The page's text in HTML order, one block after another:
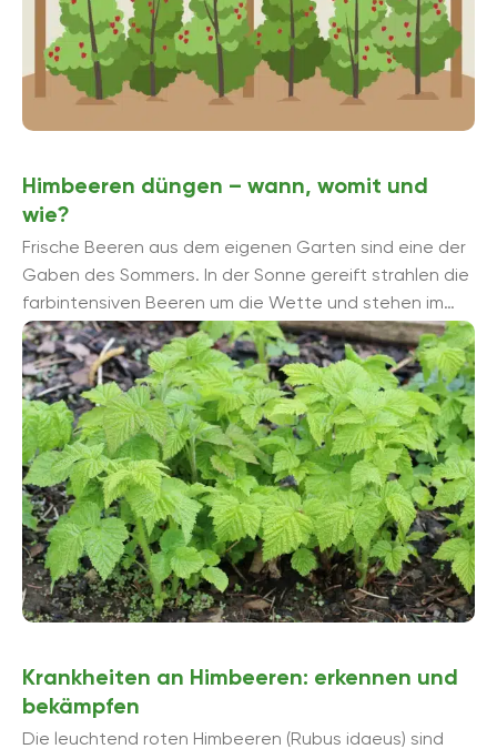
Himbeeren düngen – wann, womit und
wie?
Frische Beeren aus dem eigenen Garten sind eine der
Gaben des Sommers. In der Sonne gereift strahlen die
farbintensiven Beeren um die Wette und stehen im
auffälligen Kontrast zum ...
Krankheiten an Himbeeren: erkennen und
bekämpfen
Die leuchtend roten Himbeeren (Rubus idaeus) sind